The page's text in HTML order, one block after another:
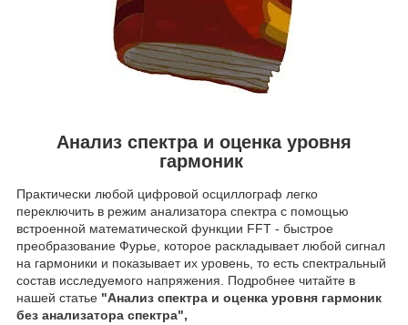
Анализ спектра и оценка уровня
гармоник
Практически любой цифровой осциллограф легко
переключить в режим анализатора спектра с помощью
встроенной математической функции FFT - быстрое
преобразование Фурье, которое раскладывает любой сигнал
на гармоники и показывает их уровень, то есть спектральный
состав исследуемого напряжения. Подробнее читайте в
нашей статье "Анализ спектра и оценка уровня гармоник
без анализатора спектра",